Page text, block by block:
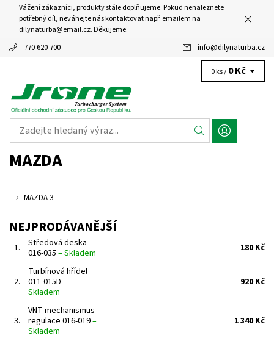
Vážení zákazníci, produkty stále doplňujeme. Pokud nenaleznete
potřebný díl, neváhejte nás kontaktovat např. emailem na
dilynaturba@email.cz. Děkujeme.
770 620 700 info@dilynaturba.cz
0 ks / 0 Kč
MAZDA
MAZDA 3
NEJPRODÁVANĚJŠÍ
1.
Středová deska
016-035 –Skladem 180 Kč
2.
Turbínová hřídel
011-015D –
Skladem
920 Kč
3.
VNT mechanismus
regulace 016-019–
Skladem
1 340 Kč